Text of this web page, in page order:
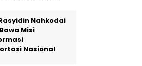
Nahkodai
Misi
Nasional